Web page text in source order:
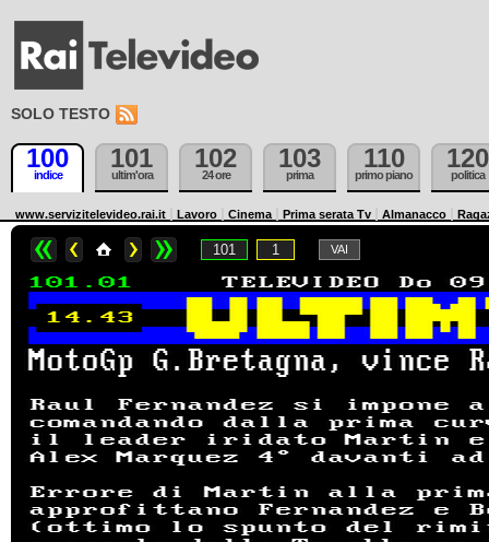
SOLO TESTO
100
indice
101
ultim'ora
102
24 ore
103
prima
110
primo piano
120
politica
www.servizitelevideo.rai.it Lavoro Cinema Prima serata Tv Almanacco